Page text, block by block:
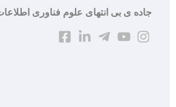
جاده ی بی انتهای علوم فناوری